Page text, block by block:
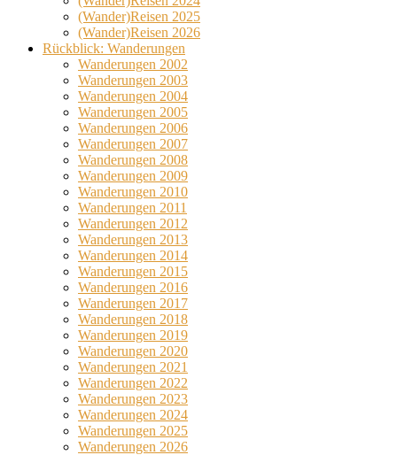
(Wander)Reisen 2025
(Wander)Reisen 2026
Rückblick: Wanderungen
Wanderungen 2002
Wanderungen 2003
Wanderungen 2004
Wanderungen 2005
Wanderungen 2006
Wanderungen 2007
Wanderungen 2008
Wanderungen 2009
Wanderungen 2010
Wanderungen 2011
Wanderungen 2012
Wanderungen 2013
Wanderungen 2014
Wanderungen 2015
Wanderungen 2016
Wanderungen 2017
Wanderungen 2018
Wanderungen 2019
Wanderungen 2020
Wanderungen 2021
Wanderungen 2022
Wanderungen 2023
Wanderungen 2024
Wanderungen 2025
Wanderungen 2026